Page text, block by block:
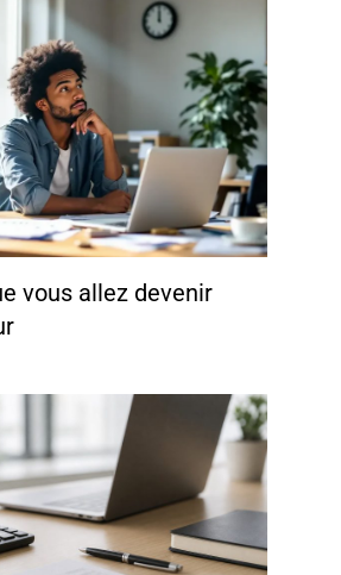
vous allez devenir